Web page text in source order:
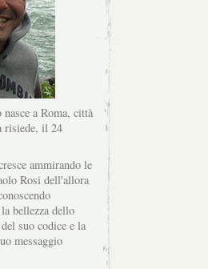
a Roma, città
risiede, il 24
ammirando le
Rosi dell'allora
bellezza dello
suo codice e la
messaggio